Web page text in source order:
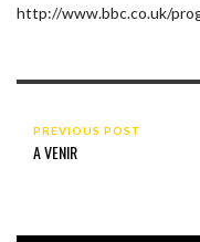
http://www.bbc.co.uk/
PREVIOUS POST
A VENIR